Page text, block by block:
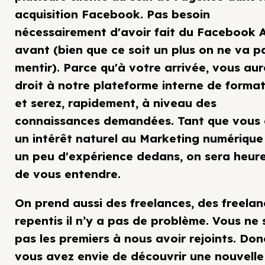
acquisition Facebook. Pas besoin
nécessairement d'avoir fait du Facebook
avant (bien que ce soit un plus on ne va
mentir). Parce qu'à votre arrivée, vous
droit à notre plateforme interne de
et serez, rapidement, à niveau des
connaissances demandées. Tant que vous
un intérêt naturel au Marketing
un peu d'expérience dedans, on sera
de vous entendre.
On prend aussi des freelances, des
repentis il n’y a pas de problème. Vous ne
pas les premiers à nous avoir rejoints.
vous avez envie de découvrir une nouvelle